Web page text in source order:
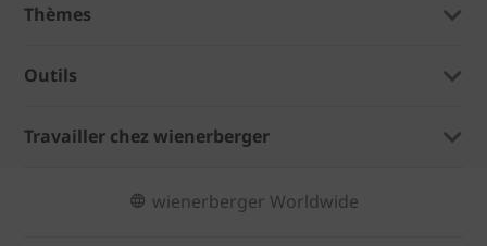
Thèmes
Outils
Travailler chez wienerberger
wienerberger Worldwide